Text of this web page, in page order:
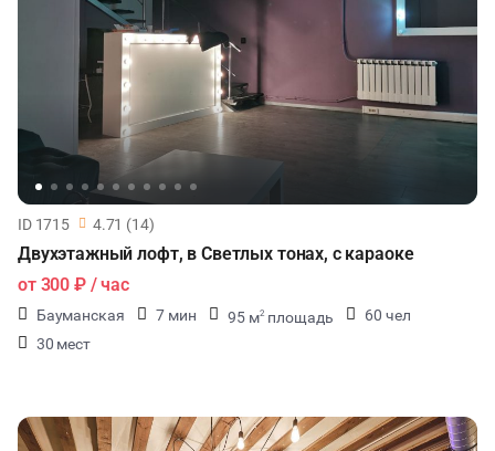
ID 1715 4.71 (14)
Двухэтажный лофт, в Светлых тонах, с караоке
от 300 ₽/ час
Бауманская 7 мин 95 м2 площадь
60 чел
30 мест